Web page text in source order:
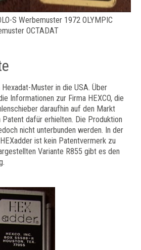
S Werbemuster 1972 OLYMPIC
OCTADAT
Muster in die USA. Über
Informationen zur Firma HEXCO, die
daraufhin auf den Markt
Patent dafür erhielten. Die Produktion
nicht unterbunden werden. In der
ist kein Patentvermerk zu
Variante R855 gibt es den